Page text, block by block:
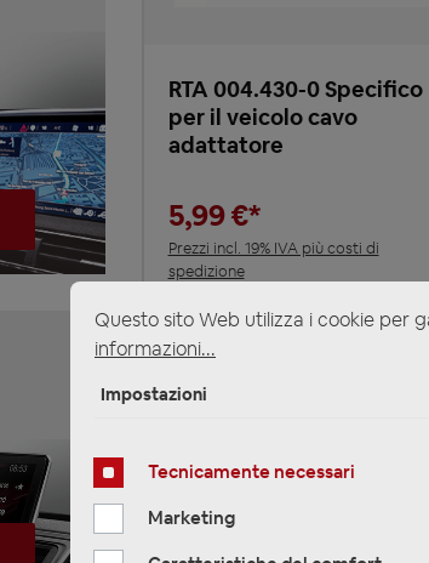
RTA 004.430-0 Specifico
per il veicolo cavo
adattatore
5,99 €*
Prezzi incl. 19% IVA più costi di
spedizione
Questo sito Web utilizza i cookie per
informazioni...
Impostazioni
Tecnicamente necessari
Marketing